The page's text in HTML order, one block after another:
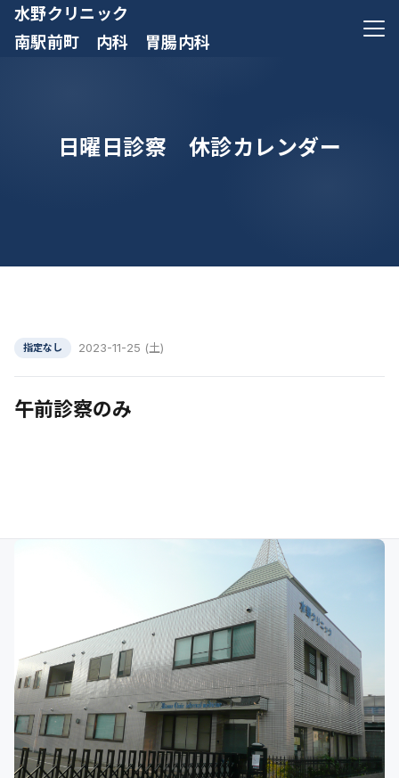
水野クリニック
南駅前町 内科 胃腸内科
メニ
日曜日診察 休診カレンダー
指定なし 2023-11-25 (土)
午前診察のみ